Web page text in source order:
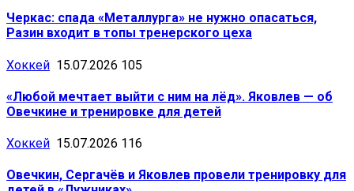
Черкас: спада «Металлурга» не нужно опасаться,
Разин входит в топы тренерского цеха
Хоккей 15.07.2026 105
«Любой мечтает выйти с ним на лёд». Яковлев — об
Овечкине и тренировке для детей
Хоккей 15.07.2026 116
Овечкин, Сергачёв и Яковлев провели тренировку для